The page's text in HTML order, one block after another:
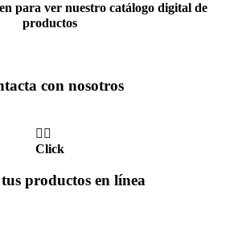
para ver nuestro catálogo digital de
productos
con nosotros
👆🏼
Click
productos en línea